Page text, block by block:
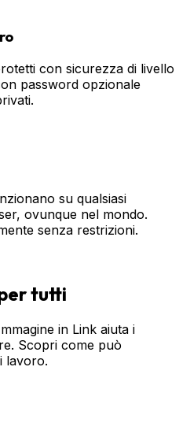
con sicurezza di livello
password opzionale
su qualsiasi
ovunque nel mondo.
senza restrizioni.
tutti
in Link aiuta i
Scopri come può
lavoro.